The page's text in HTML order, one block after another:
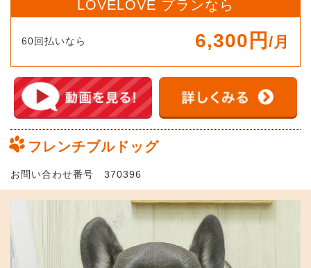
LOVELOVE プランなら
60回払いなら 6,300円 /月
フレンチブルドッグ
お問い合わせ番号 370396